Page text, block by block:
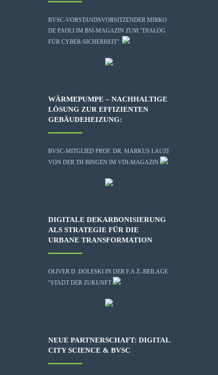
BVSC-VORSTANDSVORSITZENDER MIRKO
DE PAOLI IM BSI-MAGAZIN ZUM "DIALOG
FÜR CYBER-SICHERHEIT":
WÄRMEPUMPE – NACHHALTIGE
LÖSUNG ZUR EFFIZIENTEN
GEBÄUDEHEIZUNG:
BVSC-MITGLIED PROF. DR. MARKUS LAUZI
VON DER TH BINGEN IM VDI-MAGAZIN
DIGITALE DEKARBONISIERUNG
ALS STRATEGIE FÜR DIE
URBANE TRANSFORMATION
OLIVER D. DOLESKI IN DER F.A.Z.-BEILAGE
"STADT DER ZUKUNFT
NEUE PARTNERSCHAFT: DIGITAL
CITY SCIENCE & BVSC